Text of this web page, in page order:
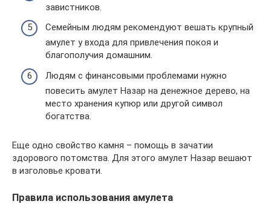
завистников.
Семейным людям рекомендуют вешать крупный
амулет у входа для привлечения покоя и
благополучия домашним.
Людям с финансовыми проблемами нужно
повесить амулет Назар на денежное дерево, на
место хранения купюр или другой символ
богатства.
Еще одно свойство камня – помощь в зачатии
здорового потомства. Для этого амулет Назар вешают
в изголовье кровати.
Правила использования амулета